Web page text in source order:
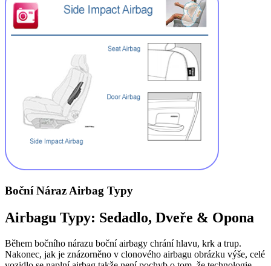
Boční Náraz Airbag Typy
Airbagu Typy: Sedadlo, Dveře & Opona
Během bočního nárazu boční airbagy chrání hlavu, krk a trup.
Nakonec, jak je znázorněno v clonového airbagu obrázku výše, celé